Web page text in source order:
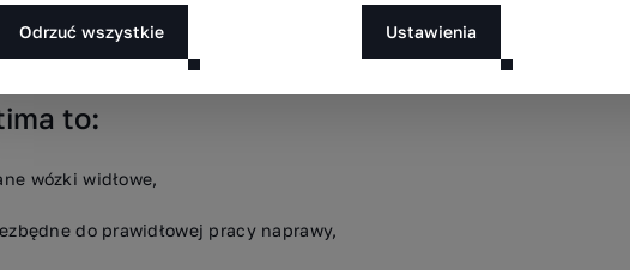
wg standardu Optima w Europejskim Centrum Serwisowym WDX,
od ręki”.
to:
wózki widłowe,
do prawidłowej pracy naprawy,
Odrzuć wszystkie Ustawienia